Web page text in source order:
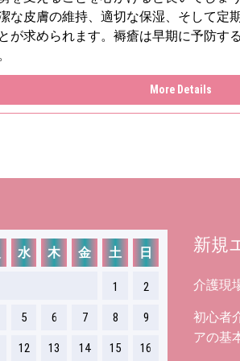
皮膚の維持、適切な保湿、そして
求められます。褥瘡は早期に予防
More Details
水 木 金 土 日
1 2
5 6 7 8 9
12 13 14 15 16
新規
介護現
初心者
アの基